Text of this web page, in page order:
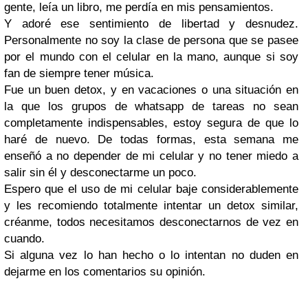
gente, leía un libro, me perdía en mis pensamientos.
Y adoré ese sentimiento de libertad y desnudez.
Personalmente no soy la clase de persona que se pasee
por el mundo con el celular en la mano, aunque si soy
fan de siempre tener música.
Fue un buen detox, y en vacaciones o una situación en
la que los grupos de whatsapp de tareas no sean
completamente indispensables, estoy segura de que lo
haré de nuevo. De todas formas, esta semana me
enseñó a no depender de mi celular y no tener miedo a
salir sin él y desconectarme un poco.
Espero que el uso de mi celular baje considerablemente
y les recomiendo totalmente intentar un detox similar,
créanme, todos necesitamos desconectarnos de vez en
cuando.
Si alguna vez lo han hecho o lo intentan no duden en
dejarme en los comentarios su opinión.